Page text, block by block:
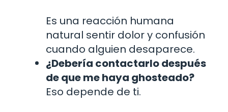
Es una reacción humana
natural sentir dolor y confusión
cuando alguien desaparece.
¿Debería contactarlo después
de que me haya ghosteado?
Eso depende de ti.